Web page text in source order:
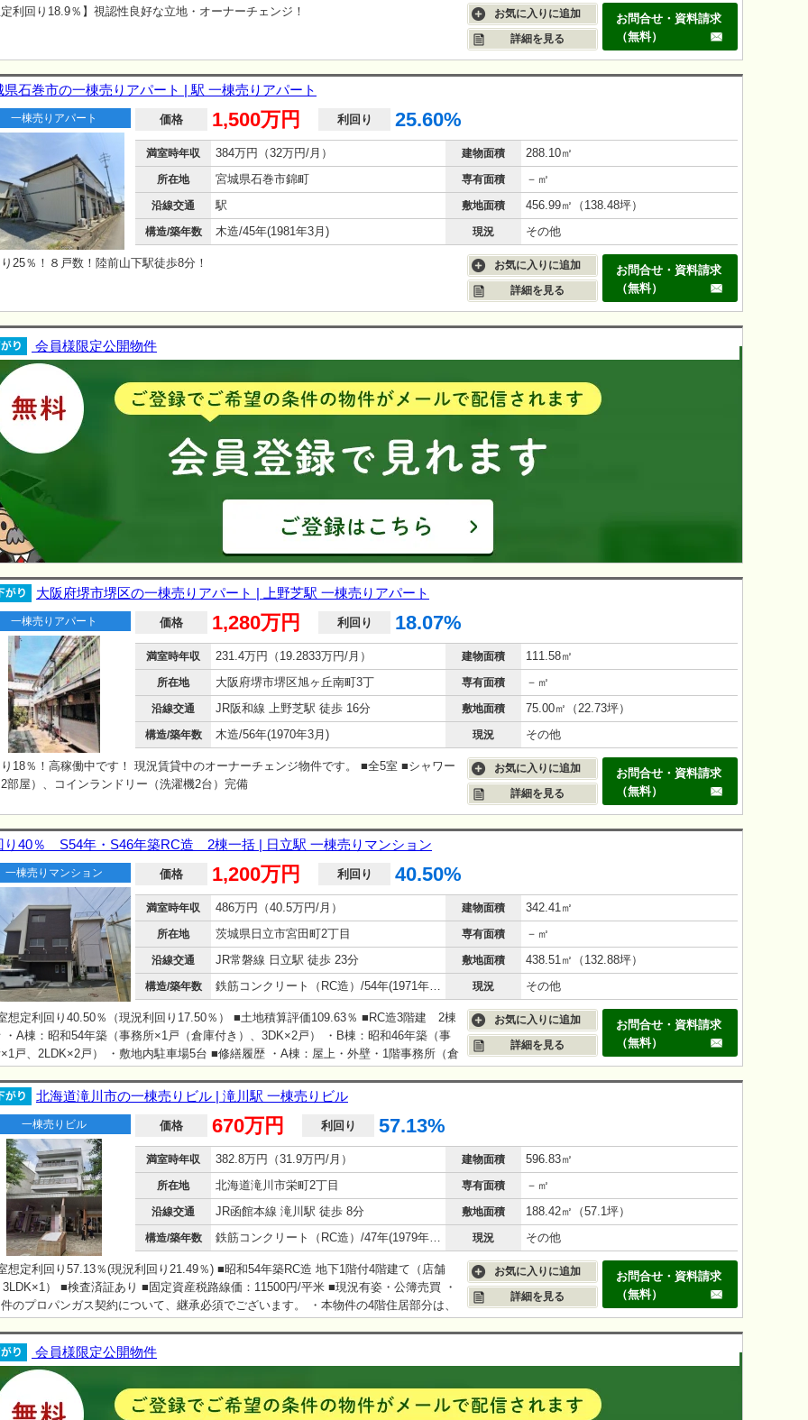
利回り18.9％】視認性良好な立地・オーナーチェンジ！
お気に入りに追加
詳細を見る
お問合せ・資料請求
（無料）
県石巻市の一棟売りアパート | 駅 一棟売りアパート
一棟売りアパート 価格 1,500万円 利回り 25.60%
満室時年収 384万円（32万円/月） 建物面積 288.10㎡
所在地 宮城県石巻市錦町 専有面積 －㎡
沿線交通 駅 敷地面積 456.99㎡（138.48坪）
構造/築年数 木造/45年(1981年3月) 現況 その他
25％！８戸数！陸前山下駅徒歩8分！
お気に入りに追加
詳細を見る
お問合せ・資料請求
（無料）
会員様限定公開物件
大阪府堺市堺区の一棟売りアパート | 上野芝駅 一棟売りアパート
一棟売りアパート 価格 1,280万円 利回り 18.07%
満室時年収 231.4万円（19.2833万円/月） 建物面積 111.58㎡
所在地 大阪府堺市堺区旭ヶ丘南町3丁 専有面積 －㎡
沿線交通 JR阪和線 上野芝駅 徒歩 16分 敷地面積 75.00㎡（22.73坪）
構造/築年数 木造/56年(1970年3月) 現況 その他
18％！高稼働中です！ 現況賃貸中のオーナーチェンジ物件です。 ■全5室 ■シャワー
部屋）、コインランドリー（洗濯機2台）完備
お気に入りに追加
詳細を見る
お問合せ・資料請求
（無料）
り40％ S54年・S46年築RC造 2棟一括 | 日立駅 一棟売りマンション
一棟売りマンション 価格 1,200万円 利回り 40.50%
満室時年収 486万円（40.5万円/月） 建物面積 342.41㎡
所在地 茨城県日立市宮田町2丁目 専有面積 －㎡
沿線交通 JR常磐線 日立駅 徒歩 23分 敷地面積 438.51㎡（132.88坪）
構造/築年数 鉄筋コンクリート（RC造）/54年(1971年12月) 現況 その他
想定利回り40.50％（現況利回り17.50％） ■土地積算評価109.63％ ■RC造3階建 2棟
・A棟：昭和54年築（事務所×1戸（倉庫付き）、3DK×2戸） ・B棟：昭和46年築（事
戸、2LDK×2戸） ・敷地内駐車場5台 ■修繕履歴 ・A棟：屋上・外壁・1階事務所（倉
備：プロパンガス、公共下水、バス・トイレ別、室内洗濯機置場 ■相続税路線価：
円/平米 ■境界非明示・現況有姿・公簿売買・売主契約不適合免責 ・…
お気に入りに追加
詳細を見る
お問合せ・資料請求
（無料）
北海道滝川市の一棟売りビル | 滝川駅 一棟売りビル
一棟売りビル 価格 670万円 利回り 57.13%
満室時年収 382.8万円（31.9万円/月） 建物面積 596.83㎡
所在地 北海道滝川市栄町2丁目 専有面積 －㎡
沿線交通 JR函館本線 滝川駅 徒歩 8分 敷地面積 188.42㎡（57.1坪）
構造/築年数 鉄筋コンクリート（RC造）/47年(1979年8月) 現況 その他
想定利回り57.13％(現況利回り21.49％) ■昭和54年築RC造 地下1階付4階建て（店舗
） ■検査済証あり ■固定資産税路線価：11500円/平米 ■現況有姿・公簿売買 ・
のプロパンガス契約について、継承必須でございます。 ・本物件の4階住居部分は、
ます。
お気に入りに追加
詳細を見る
お問合せ・資料請求
（無料）
会員様限定公開物件